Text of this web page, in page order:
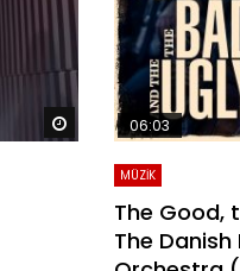
Daha sonra izle
06:03
MÜZİK
The Good,
The